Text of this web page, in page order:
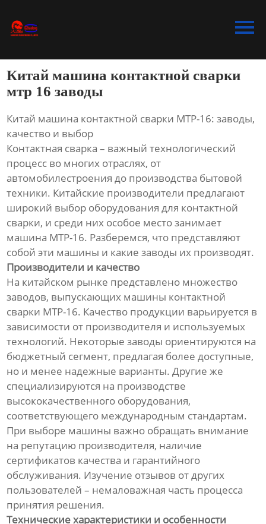
Bидео
О Hас
Контакты
Китай машина контактной сварки
мтр 16 заводы
Китай машина контактной сварки МТР-16: заводы,
качество и выбор
Контактная сварка – важный технологический
процесс во многих отраслях, от
автомобилестроения до производства бытовой
техники. Китайские производители предлагают
широкий выбор оборудования для контактной
сварки, и среди них особое место занимает
машина МТР-16. Разберемся, что представляют
собой эти машины и какие заводы их производят.
Производители и качество
На китайском рынке представлено множество
заводов, выпускающих машины контактной
сварки МТР-16. Качество продукции варьируется в
зависимости от производителя и используемых
технологий. Некоторые заводы ориентируются на
бюджетный сегмент, предлагая более доступные,
но и менее надежные варианты. Другие же
специализируются на производстве
высококачественного оборудования,
соответствующего международным стандартам.
При выборе машины важно обращать внимание
на репутацию производителя, наличие
сертификатов качества и гарантийного
обслуживания. Изучение отзывов от других
пользователей – немаловажная часть процесса
принятия решения.
Технические характеристики и особенности